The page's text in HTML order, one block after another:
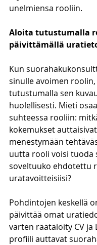
unelmiensa rooliin.
Aloita tutustumalla
päivittämällä
Kun
sinulle avoimen
tutustumalla sen
huolellisesti. Mieti
suhteessa rooliin:
kokemukset
menestymään
uutta rooli voisi tuoda
soveltuuko ehdotettu
uratavoitteisiisi?
Pohdintojen keskellä
päivittää omat
varten räätälöity CV ja
profiili auttavat